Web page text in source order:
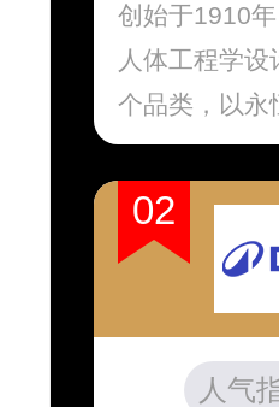
创始于1910
人体工程学
个品类，以永
02
人气